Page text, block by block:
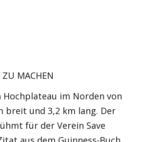
ZU MACHEN
Hochplateau im Norden von
breit und 3,2 km lang. Der
für der Verein Save